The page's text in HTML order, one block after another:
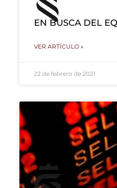
EN BUSCA DEL
VER ARTÍCULO »
22 de febrero de 2021